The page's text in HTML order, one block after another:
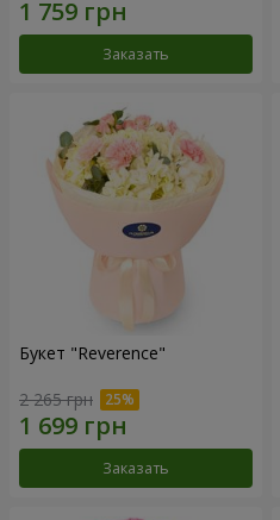
Заказать
Букет "Reverence"
2 265 грн
Заказать